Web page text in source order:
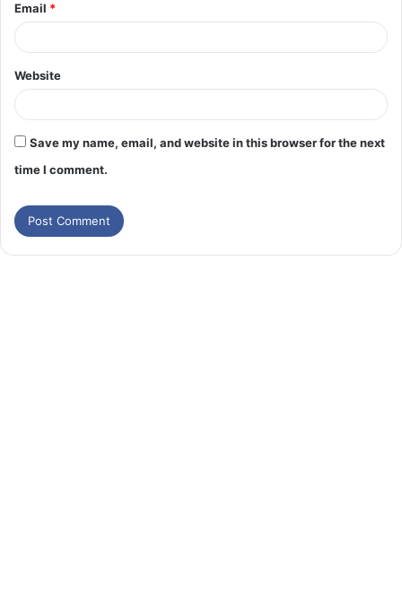
Email *
Website
Save my name, email, and website in this browser for the next
time I comment.